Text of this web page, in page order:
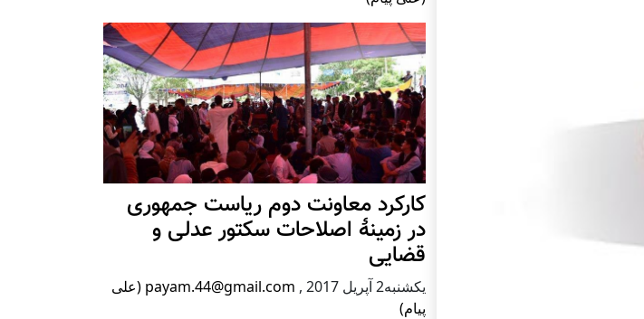
کارکرد معاونت دوم ریاست جمهوری
در زمینۀ اصلاحات سکتور عدلی و
قضایی
يكشنبه2 آپریل 2017 ,
payam.44@gmail.com (علی
پیام)